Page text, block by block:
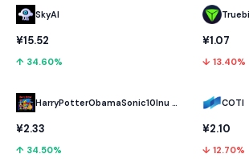
SkyAI
¥15.52
↑ 34.60%
HarryPotterObamaSonic10Inu (ETH)
¥2.33
↑ 34.50%
¥1.07
↓ 13.40%
COTI
¥2.10
↓ 12.70%